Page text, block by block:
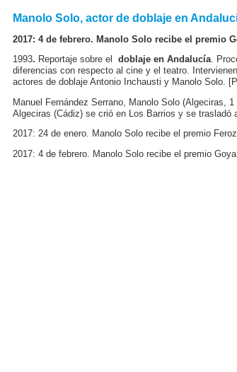
Manolo Solo, actor de doblaje en
2017: 4 de febrero. Manolo Solo recibe el premio
1993. Reportaje sobre el doblaje en Andalucía.
diferencias con respecto al cine y el teatro.
actores de doblaje Antonio Inchausti y Manolo Solo.
Manuel Fernández Serrano, Manolo Solo (Algeciras,
Algeciras (Cádiz) se crió en Los Barrios y se trasladó
2017: 24 de enero. Manolo Solo recibe el premio
2017: 4 de febrero. Manolo Solo recibe el premio